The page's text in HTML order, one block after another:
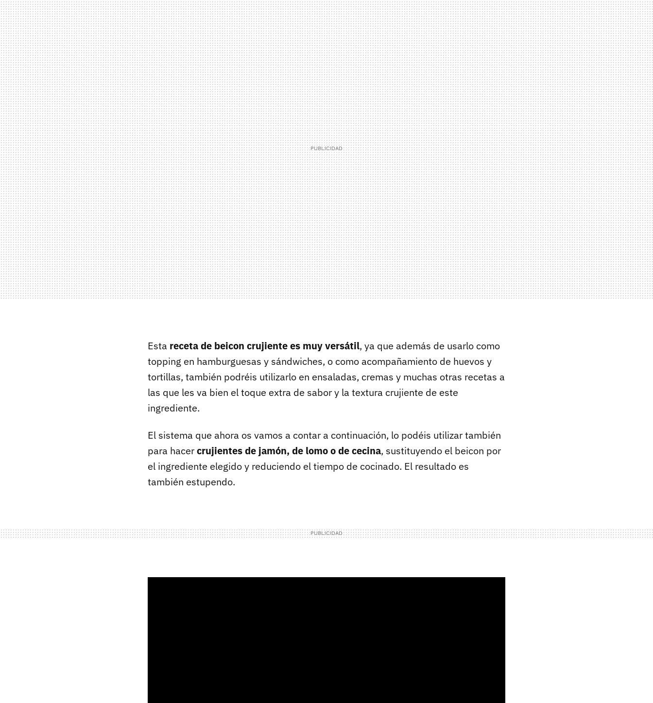
Esta receta de beicon crujiente es muy versátil, ya que además de usarlo como
topping en hamburguesas y sándwiches, o como acompañamiento de huevos y
tortillas, también podréis utilizarlo en ensaladas, cremas y muchas otras recetas a
las que les va bien el toque extra de sabor y la textura crujiente de este
ingrediente.
El sistema que ahora os vamos a contar a continuación, lo podéis utilizar también
para hacercrujientes de jamón, de lomo o de cecina, sustituyendo el beicon por
el ingrediente elegido y reduciendo el tiempo de cocinado. El resultado es
también estupendo.